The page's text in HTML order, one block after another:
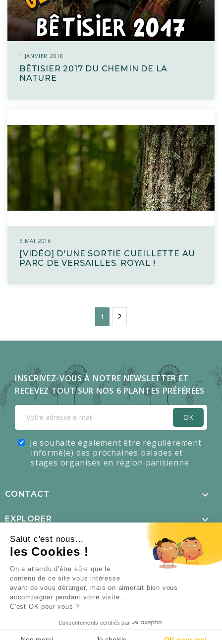
1 JANVIER 2018
BÊTISIER 2017 DU CHEMIN DE LA
NATURE
5 MAI 2016
[VIDÉO] D'UNE SORTIE CUEILLETTE AU
PARC DE VERSAILLES. ROYAL !
1 2
INSCRIVEZ-VOUS À NOTRE NEWSLETTER ET
RECEVEZ TOUT SUR NOS 6 PLANTES PRÉFÉRÉES
Je souhaite également être régulièrement
informé(e) des prochaines balades et
stages organisés en région parisienne
OK
CONTACT 
EXPLORER 
MENTIONS LÉGALES 
NOUS SUIVRE 
© Le Chemin de la nature - Tous droits réservés - Made with ❤
Caravanserail
×
TOUS NOS PACKS DE
FORMATIONS À –60 %
JUSQU’AU 23 AOÛT.
DÉCOUVRIR LES PACKS arrow_forward
Salut c'est nous...
les Cookies !
On a attendu d'être sûrs que le
contenu de ce site vous intéresse
avant de vous déranger, mais on aimerait bien vous
accompagner pendant votre visite...
C'est OK pour vous ?
Consentements certifiés par